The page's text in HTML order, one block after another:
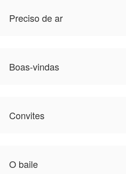
Preciso de ar
Boas-vindas
Convites
O baile